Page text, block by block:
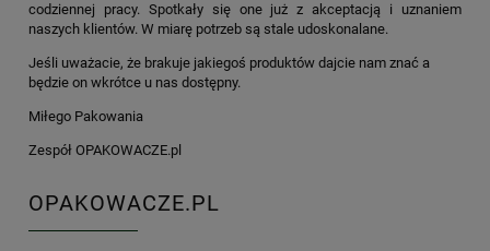
codziennej pracy. Spotkały się one już z akceptacją i uznaniem
naszych klientów. W miarę potrzeb są stale udoskonalane.
Jeśli uważacie, że brakuje jakiegoś produktów dajcie nam znać a
będzie on wkrótce u nas dostępny.
Miłego Pakowania
Zespół OPAKOWACZE.pl
OPAKOWACZE.PL